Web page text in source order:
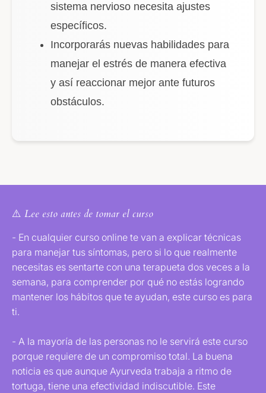
sistema nervioso necesita ajustes
específicos.
Incorporarás nuevas habilidades para
manejar el estrés de manera efectiva
y así reaccionar mejor ante futuros
obstáculos.
⚠️ Lee esto antes de tomar el curso
- En cualquier curso online te van a explicar técnicas
para manejar tus síntomas, pero si lo que realmente
necesitas es sentarte con una terapueta dos veces a la
semana, para comprender por qué no estás logrando
mantener los hábitos que te ayudan, este curso es para
ti.
- A la mayoría de las personas no le servirá este curso
porque requiere de un compromiso total. La buena
noticia es que aunque Ayurveda trabaja a ritmo de
tortuga, tiene una efectividad indiscutible. Este